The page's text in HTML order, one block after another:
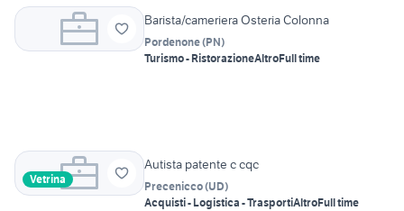
Barista/cameriera Osteria Colonna
Pordenone(PN)
Turismo - RistorazioneAltroFull time
Vetrina
Autista patente c cqc
Precenicco(UD)
Acquisti - Logistica - TrasportiAltroFull time